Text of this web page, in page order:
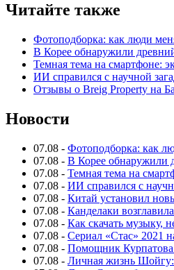
Читайте также
Фотоподборка: как люди
В Корее обнаружили
Темная тема на смартфоне:
ИИ справился с научной
Отзывы о Breig Property на
Новости
07.08 - Фотоподборка: как
07.08 - В Корее обнаружили
07.08 - Темная тема на
07.08 - ИИ справился с
07.08 - Китай установил
07.08 - Канделаки
07.08 - Как скачать музыку,
07.08 - Сериал «Стас» 2021
07.08 - Помощник Курпатова
07.08 - Личная жизнь Шойгу: